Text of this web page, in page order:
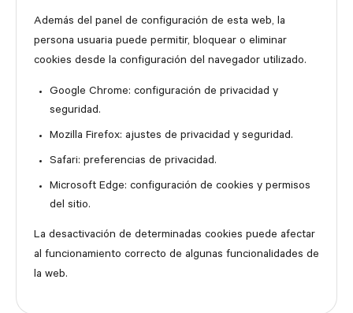
Además del panel de configuración de esta web, la
persona usuaria puede permitir, bloquear o eliminar
cookies desde la configuración del navegador utilizado.
Google Chrome: configuración de privacidad y
seguridad.
Mozilla Firefox: ajustes de privacidad y seguridad.
Safari: preferencias de privacidad.
Microsoft Edge: configuración de cookies y permisos
del sitio.
La desactivación de determinadas cookies puede afectar
al funcionamiento correcto de algunas funcionalidades de
la web.